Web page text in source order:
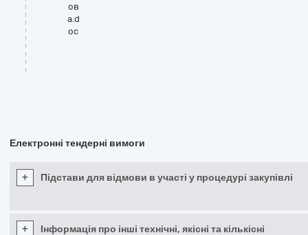
ов
а.d
oc
Електронні тендерні вимоги
+ Підстави для відмови в участі у процедурі закупівлі
+
Інформація про інші технічні, якісні та кількісні